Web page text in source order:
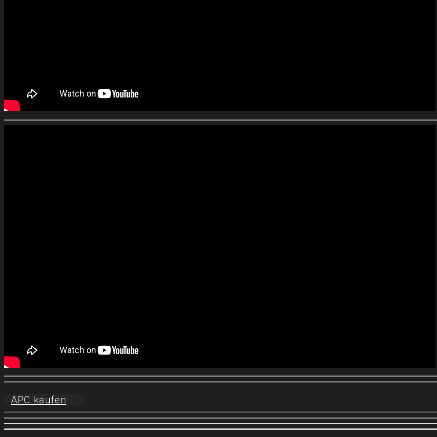
APC kaufen